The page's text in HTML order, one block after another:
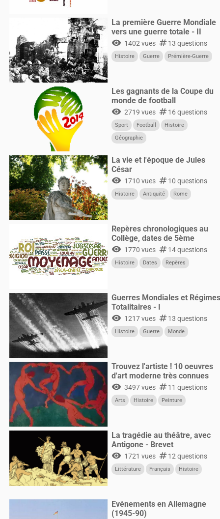
La première Guerre Mondiale
vers une guerre totale - II
visibility 1402 vues numbers13 questions
Histoire Guerre Prémière-Guerre
Les gagnants de la Coupe du
monde de football
visibility 2719 vues numbers16 questions
Sport Football
Histoire
Géographie
La vie et l'époque de Jules
César
visibility 1710 vues numbers10 questions
Histoire Antiquité Rome
Repères chronologiques au
Collège, dates de 5ème
visibility 1770 vues numbers14 questions
Histoire Dates Repères
Guerres Mondiales et
Totalitaires - I
visibility 1217 vues numbers13 questions
Histoire Guerre Monde
Trouvez l'artiste ! 10 oeuvres
d'art moderne très connues
visibility 3497 vues numbers11 questions
Arts Histoire Peinture
La tragédie au théâtre, avec
Antigone - Brevet
visibility 1721 vues numbers12 questions
Littérature Français Histoire
Evénements en Allemagne
(1945-90)